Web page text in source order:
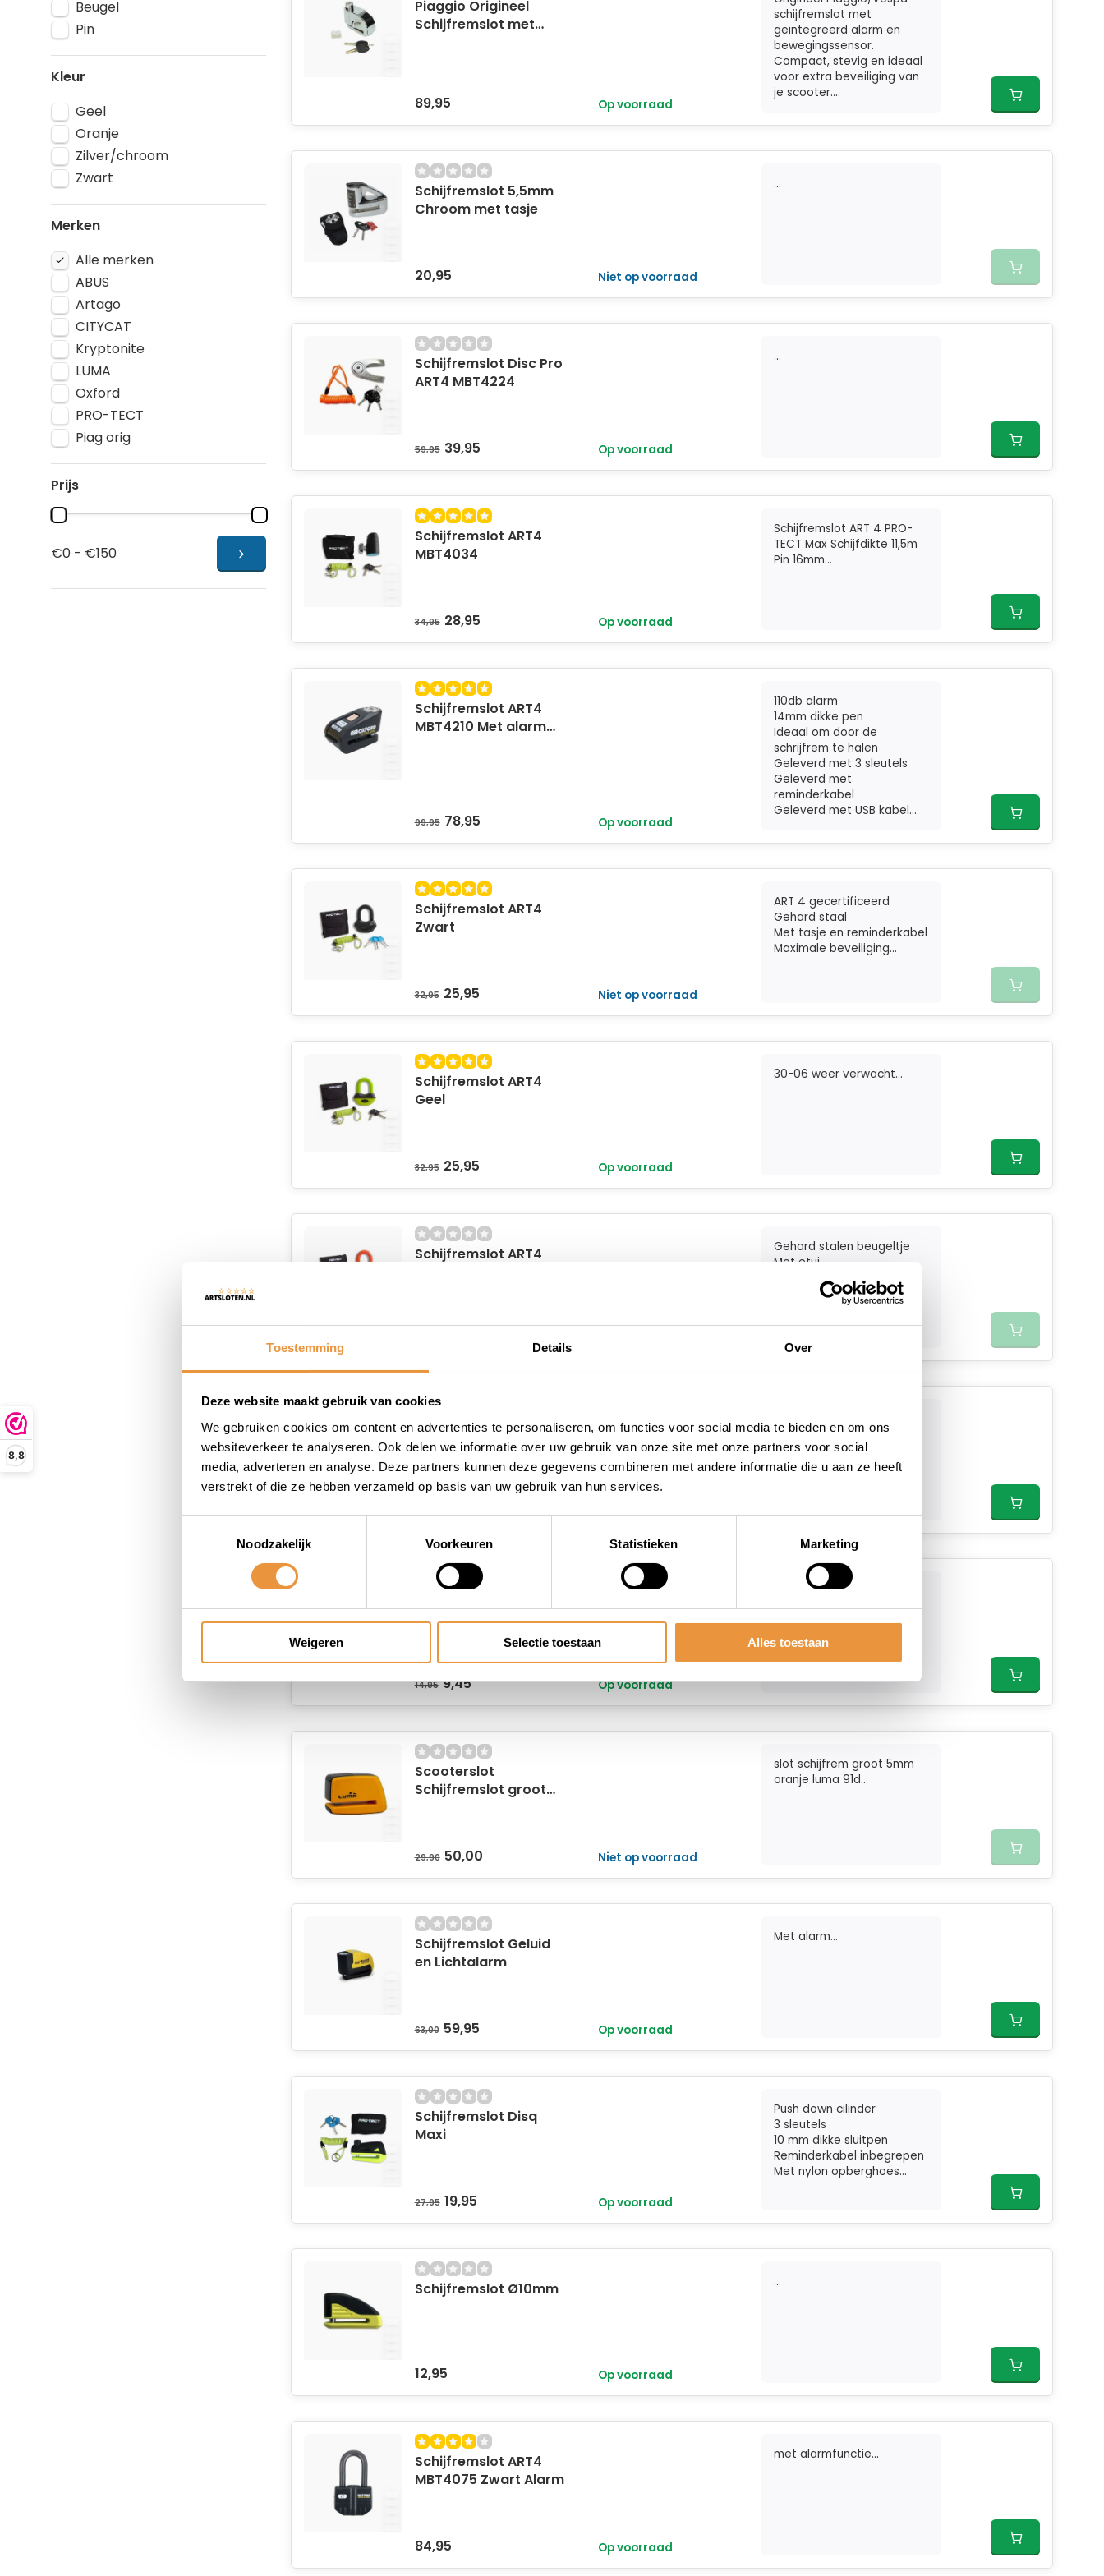
Toestemming Details Over
Deze website maakt gebruik van cookies
We gebruiken cookies om content en advertenties te personaliseren, om functies voor social media te bieden en om ons
websiteverkeer te analyseren. Ook delen we informatie over uw gebruik van onze site met onze partners voor social
media, adverteren en analyse. Deze partners kunnen deze gegevens combineren met andere informatie die u aan ze heeft
verstrekt of die ze hebben verzameld op basis van uw gebruik van hun services.
Noodzakelijk
Voorkeuren Statistieken Marketing
Weigeren Selectie toestaan Alles toestaan
8,8
Beugel
Pin
Kleur
Geel
Oranje
Zilver/chroom
Zwart
Merken
Alle merken
ABUS
Artago
CITYCAT
Kryptonite
LUMA
Oxford
PRO-TECT
Piag orig
Prijs
€0 - €150
Piaggio Origineel
Schijfremslot met
89,95 Op voorraad
schijfremslot met
geïntegreerd alarm en
bewegingssensor.
Compact, stevig en ideaal
voor extra beveiliging van
je scooter....
Schijfremslot 5,5mm
Chroom met tasje
20,95 Niet op voorraad
...
Schijfremslot Disc Pro
ART4 MBT4224
59,95 39,95 Op voorraad
...
Schijfremslot ART4
MBT4034
34,95 28,95 Op voorraad
Schijfremslot ART 4 PRO-
TECT Max Schijfdikte 11,5m
Pin 16mm...
Schijfremslot ART4
MBT4210 Met alarm
99,95 78,95 Op voorraad
110db alarm
14mm dikke pen
Ideaal om door de
schrijfrem te halen
Geleverd met 3 sleutels
Geleverd met
reminderkabel
Geleverd met USB kabel...
Schijfremslot ART4
Zwart
32,95 25,95 Niet op voorraad
ART 4 gecertificeerd
Gehard staal
Met tasje en reminderkabel
Maximale beveiliging...
Schijfremslot ART4
Geel
32,95 25,95 Op voorraad
30-06 weer verwacht...
Schijfremslot ART4
Gehard stalen beugeltje
Met etui
Makkelijk op te bergen...
Schijfremslot Disq Mini
21,95 17,95 Op voorraad
14,95 9,45 Op voorraad
Scooterslot
Schijfremslot groot
29,90 50,00 Niet op voorraad
slot schijfrem groot 5mm
oranje luma 91d...
Schijfremslot Geluid
en Lichtalarm
63,00 59,95 Op voorraad
Met alarm...
Schijfremslot Disq
Maxi
27,95 19,95 Op voorraad
Push down cilinder
3 sleutels
10 mm dikke sluitpen
Reminderkabel inbegrepen
Met nylon opberghoes...
Schijfremslot Ø10mm
12,95 Op voorraad
...
Schijfremslot ART4
MBT4075 Zwart Alarm
84,95 Op voorraad
met alarmfunctie...